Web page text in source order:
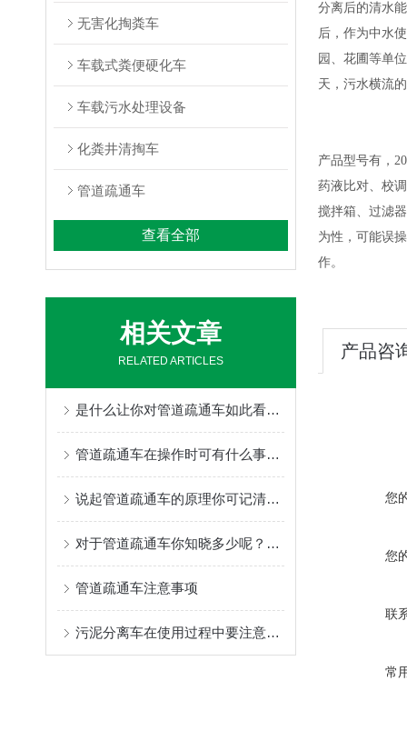
无害化掏粪车
车载式粪便硬化车
车载污水处理设备
化粪井清掏车
管道疏通车
查看全部
相关文章
RELATED ARTICLES
是什么让你对管道疏通车如此看好的
管道疏通车在操作时可有什么事项需要注意的呢？
说起管道疏通车的原理你可记清楚了？
对于管道疏通车你知晓多少呢？其优点又是什么呢？
管道疏通车注意事项
污泥分离车在使用过程中要注意哪些问题
分离后的清水
后，作为中水
园、花圃等单
天，污水横流
产品型号有，
药液比对、校
搅拌箱、过滤
为性，可能误
作。
产品咨
您
您
联
常